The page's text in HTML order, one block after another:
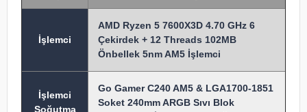
İşlemci
AMD Ryzen 5 7600X3D 4.70 GHz 6
Çekirdek + 12 Threads 102MB
Önbellek 5nm AM5 İşlemci
İşlemci
Soğutma
Go Gamer C240 AM5 & LGA1700-1851
Soket 240mm ARGB Sıvı Blok